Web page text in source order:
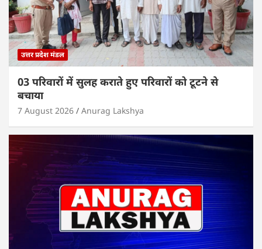
उत्तर प्रदेश मंडल
03 परिवारों में सुलह कराते हुए परिवारों को टूटने से
बचाया
7 August 2026 Anurag Lakshya